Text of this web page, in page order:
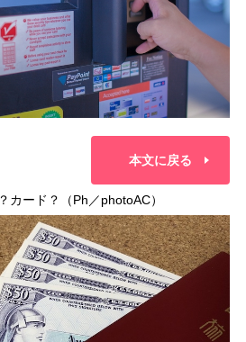
本文に戻る
カード？（Ph／photoAC）